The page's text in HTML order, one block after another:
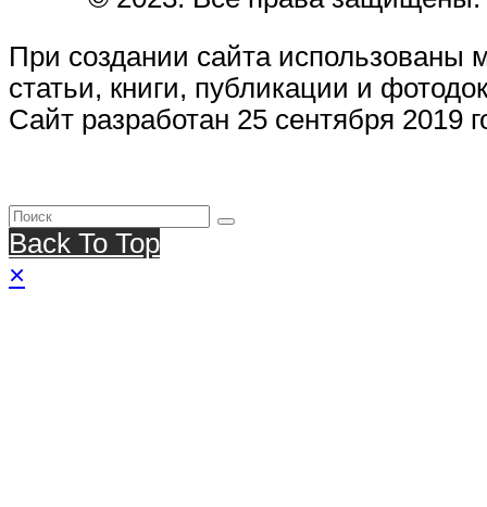
При создании сайта
статьи, книги, публикации и
Сайт разработан 25 сентября 2019
Back To Top
×